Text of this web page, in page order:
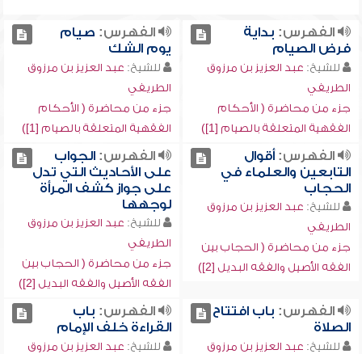
الفهرس: بداية
فرض الصيام
للشيخ: عبد العزيز بن مرزوق
الطريفي
جزء من محاضرة ( الأحكام
الفقهية المتعلقة بالصيام [1])
الفهرس: صيام
يوم الشك
للشيخ: عبد العزيز بن مرزوق
الطريفي
جزء من محاضرة ( الأحكام
الفقهية المتعلقة بالصيام [1])
الفهرس:أقوال
التابعين والعلماء في
الحجاب
للشيخ: عبد العزيز بن مرزوق
الطريفي
جزء من محاضرة ( الحجاب بين
الفقه الأصيل والفقه البديل [2])
الفهرس:الجواب
على الأحاديث التي تدل
على جواز كشف المرأة
لوجهها
للشيخ: عبد العزيز بن مرزوق
الطريفي
جزء من محاضرة ( الحجاب بين
الفقه الأصيل والفقه البديل [2])
الفهرس: باب افتتاح
الصلاة
للشيخ: عبد العزيز بن مرزوق
الفهرس: باب
القراءة خلف الإمام
للشيخ: عبد العزيز بن مرزوق